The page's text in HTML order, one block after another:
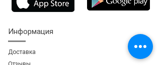
Информация
Доставка